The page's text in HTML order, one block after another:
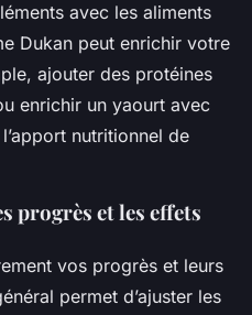
avec les aliments
Dukan peut enrichir votre
ajouter des protéines
enrichir un yaourt avec
nutritionnel de
progrès et les effets
vos progrès et leurs
permet d’ajuster les